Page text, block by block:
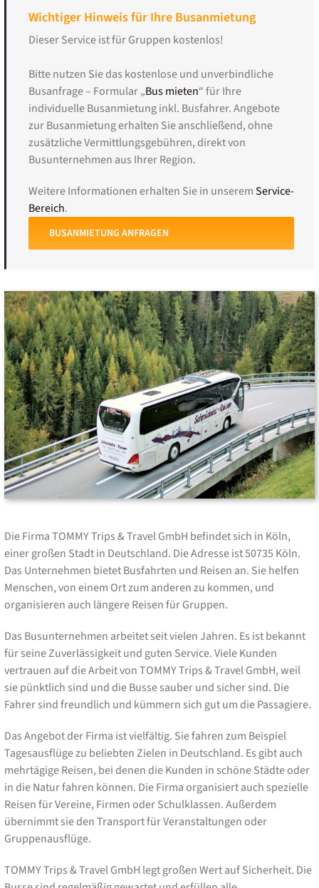
Wichtiger Hinweis für Ihre Busanmietung
Dieser Service ist für Gruppen kostenlos!
Bitte nutzen Sie das kostenlose und unverbindliche
Busanfrage – Formular „Bus mieten“ für Ihre
individuelle Busanmietung inkl. Busfahrer. Angebote
zur Busanmietung erhalten Sie anschließend, ohne
zusätzliche Vermittlungsgebühren, direkt von
Busunternehmen aus Ihrer Region.
Weitere Informationen erhalten Sie in unseremService-
Bereich.
BUSANMIETUNG ANFRAGEN
Die Firma TOMMY Trips & Travel GmbH befindet sich in Köln,
einer großen Stadt in Deutschland. Die Adresse ist 50735 Köln.
Das Unternehmen bietet Busfahrten und Reisen an. Sie helfen
Menschen, von einem Ort zum anderen zu kommen, und
organisieren auch längere Reisen für Gruppen.
Das Busunternehmen arbeitet seit vielen Jahren. Es ist bekannt
für seine Zuverlässigkeit und guten Service. Viele Kunden
vertrauen auf die Arbeit von TOMMY Trips & Travel GmbH, weil
sie pünktlich sind und die Busse sauber und sicher sind. Die
Fahrer sind freundlich und kümmern sich gut um die Passagiere.
Das Angebot der Firma ist vielfältig. Sie fahren zum Beispiel
Tagesausflüge zu beliebten Zielen in Deutschland. Es gibt auch
mehrtägige Reisen, bei denen die Kunden in schöne Städte oder
in die Natur fahren können. Die Firma organisiert auch spezielle
Reisen für Vereine, Firmen oder Schulklassen. Außerdem
übernimmt sie den Transport für Veranstaltungen oder
Gruppenausflüge.
TOMMY Trips & Travel GmbH legt großen Wert auf Sicherheit. Die